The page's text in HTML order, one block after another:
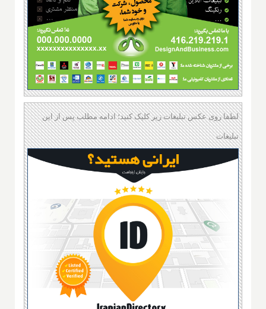
لطفا روی عکس تبلیغات زیر کلیک کنید؛ ادامه مطلب پس از این
تبلیغات